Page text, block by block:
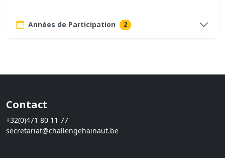
Années de Participation 2
Contact
+32(0)471 80 11 77
secretariat@challengehainaut.be